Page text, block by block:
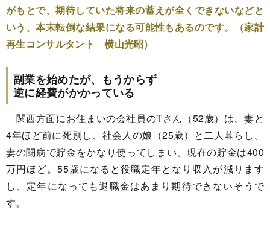
がもとで、期待していた将来の蓄えが全くできないなどと
いう、本末転倒な結果になる可能性もあるのです。（家計
再生コンサルタント 横山光昭）
副業を始めたが、もうからず
逆に経費がかかっている
関西方面にお住まいの会社員のTさん（52歳）は、妻と
4年ほど前に死別し、社会人の娘（25歳）と二人暮らし。
妻の闘病で貯金をかなり使ってしまい、現在の貯金は400
万円ほど。55歳になると役職定年となり収入が減ります
し、定年になっても退職金はあまり期待できないそうで
す。